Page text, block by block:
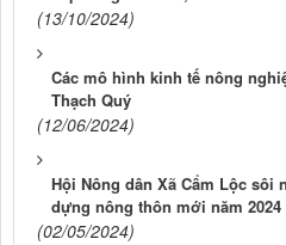
(13/10/2024)
Các mô hình kinh tế nông
Thạch Quý
(12/06/2024)
Hội Nông dân Xã Cẩm Lộc
dựng nông thôn mới năm 2024
(02/05/2024)